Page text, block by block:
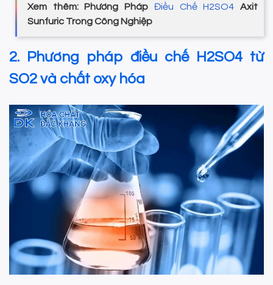
Xem thêm: Phương Pháp Điều Chế H2SO4 Axit
Sunfuric Trong Công Nghiệp
2. Phương pháp điều chế H2SO4 từ
SO2 và chất oxy hóa